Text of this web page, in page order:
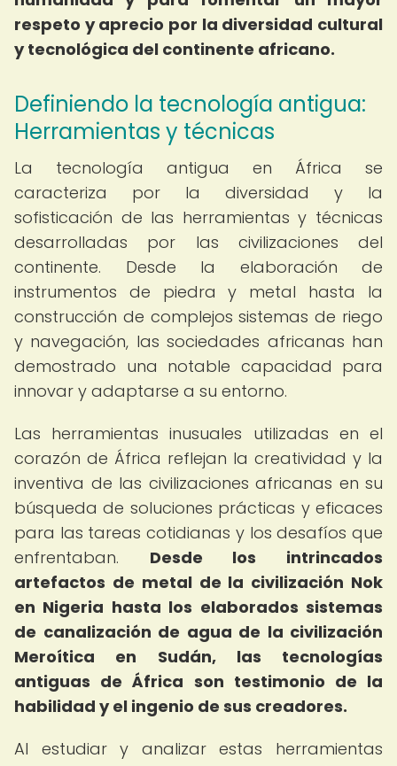
respeto y aprecio por la diversidad cultural
y tecnológica del continente africano.
Definiendo la tecnología antigua:
Herramientas y técnicas
La tecnología antigua en África se
caracteriza por la diversidad y la
sofisticación de las herramientas y técnicas
desarrolladas por las civilizaciones del
continente. Desde la elaboración de
instrumentos de piedra y metal hasta la
construcción de complejos sistemas de riego
y navegación, las sociedades africanas han
demostrado una notable capacidad para
innovar y adaptarse a su entorno.
Las herramientas inusuales utilizadas en el
corazón de África reflejan la creatividad y la
inventiva de las civilizaciones africanas en su
búsqueda de soluciones prácticas y eficaces
para las tareas cotidianas y los desafíos que
enfrentaban. Desde los intrincados
artefactos de metal de la civilización Nok
en Nigeria hasta los elaborados sistemas
de canalización de agua de la civilización
Meroítica en Sudán, las tecnologías
antiguas de África son testimonio de la
habilidad y el ingenio de sus creadores.
Al estudiar y analizar estas herramientas